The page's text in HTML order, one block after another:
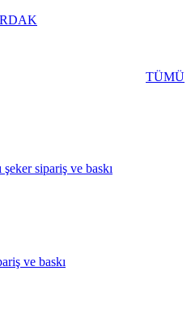
TÜMÜ
sipariş ve baskı
ve baskı